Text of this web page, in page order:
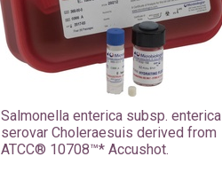
Salmonella enterica subsp. enterica
serovar Choleraesuis derived from
ATCC® 10708™* Accushot.